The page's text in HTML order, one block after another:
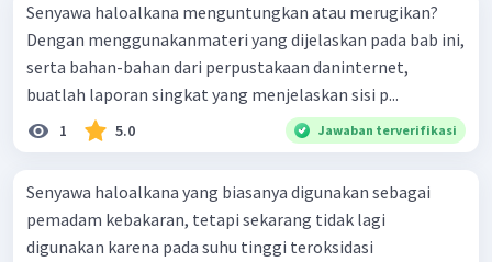
Senyawa haloalkana menguntungkan atau merugikan?
Dengan menggunakanmateri yang dijelaskan pada bab ini,
serta bahan-bahan dari perpustakaan daninternet,
buatlah laporan singkat yang menjelaskan sisi p...
1 5.0 Jawaban terverifikasi
Senyawa haloalkana yang biasanya digunakan sebagai
pemadam kebakaran, tetapi sekarang tidak lagi
digunakan karena pada suhu tinggi teroksidasi